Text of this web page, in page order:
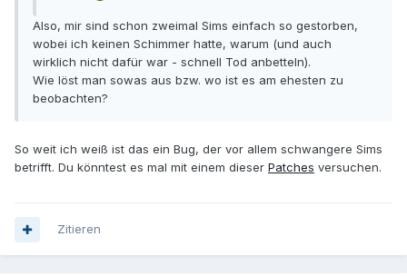
Also, mir sind schon zweimal Sims einfach so gestorben,
wobei ich keinen Schimmer hatte, warum (und auch
wirklich nicht dafür war - schnell Tod anbetteln).
Wie löst man sowas aus bzw. wo ist es am ehesten zu
beobachten?
So weit ich weiß ist das ein Bug, der vor allem schwangere Sims
betrifft. Du könntest es mal mit einem dieser Patches versuchen.
Zitieren